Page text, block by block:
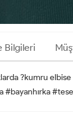
Bilgileri
?kumru
#bayanhırka